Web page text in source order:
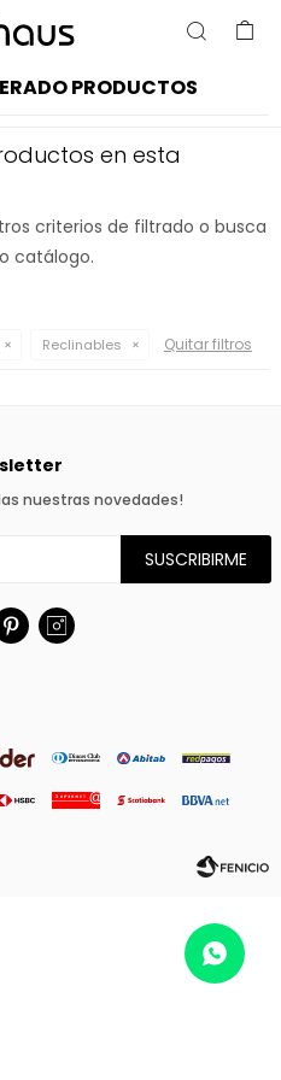
PRODUCTOS
en esta
criterios de filtrado o busca
catálogo.
Reclinables Quitar filtros
nuestras novedades!
SUSCRIBIRME
 